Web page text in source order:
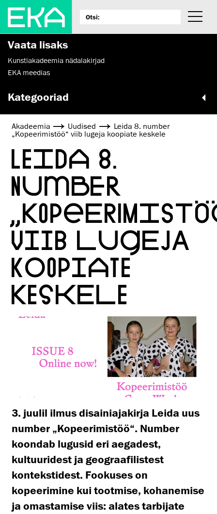
Vaata lisaks
Kunstiakadeemia nädalakirjad
EKA meedias
Kategooriad
Akadeemia Uudised
Leida 8. number
„Kopeerimistöö“ viib lugeja koopiate keskele
LEIDA 8.
NUMBER
VIIB LUGEJA
KOOPIATE
KESKELE
3. juulil ilmus disainiajakirja Leida uus
number „Kopeerimistöö“. Number
koondab lugusid eri aegadest,
kultuuridest ja geograafilistest
kontekstidest. Fookuses on
kopeerimine kui tootmise, kohanemise
ja omastamise viis: alates tarbijate